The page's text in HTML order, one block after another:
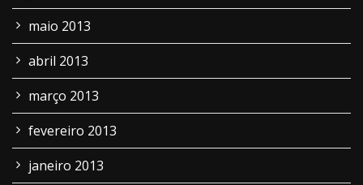
maio 2013
abril 2013
março 2013
fevereiro 2013
janeiro 2013